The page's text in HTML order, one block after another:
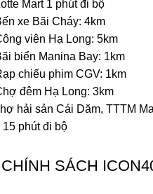
Mart 1 phút đi bộ
xe Bãi Cháy: 4km
viên Hạ Long: 5km
biển Manina Bay: 1km
chiếu phim CGV: 1km
đêm Hạ Long: 3km
hải sản Cái Dăm, TTTM
phút đi bộ
SÁCH